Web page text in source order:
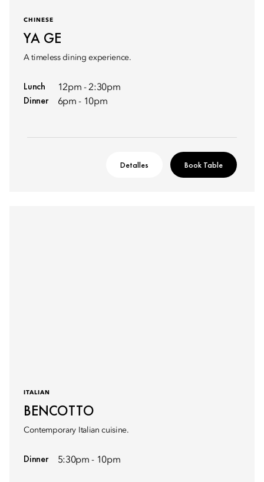
CHINESE
YA GE
A timeless dining experience.
Lunch 12pm - 2:30pm
Dinner 6pm - 10pm
Detalles Book Table
ITALIAN
BENCOTTO
Contemporary Italian cuisine.
Dinner 5:30pm - 10pm